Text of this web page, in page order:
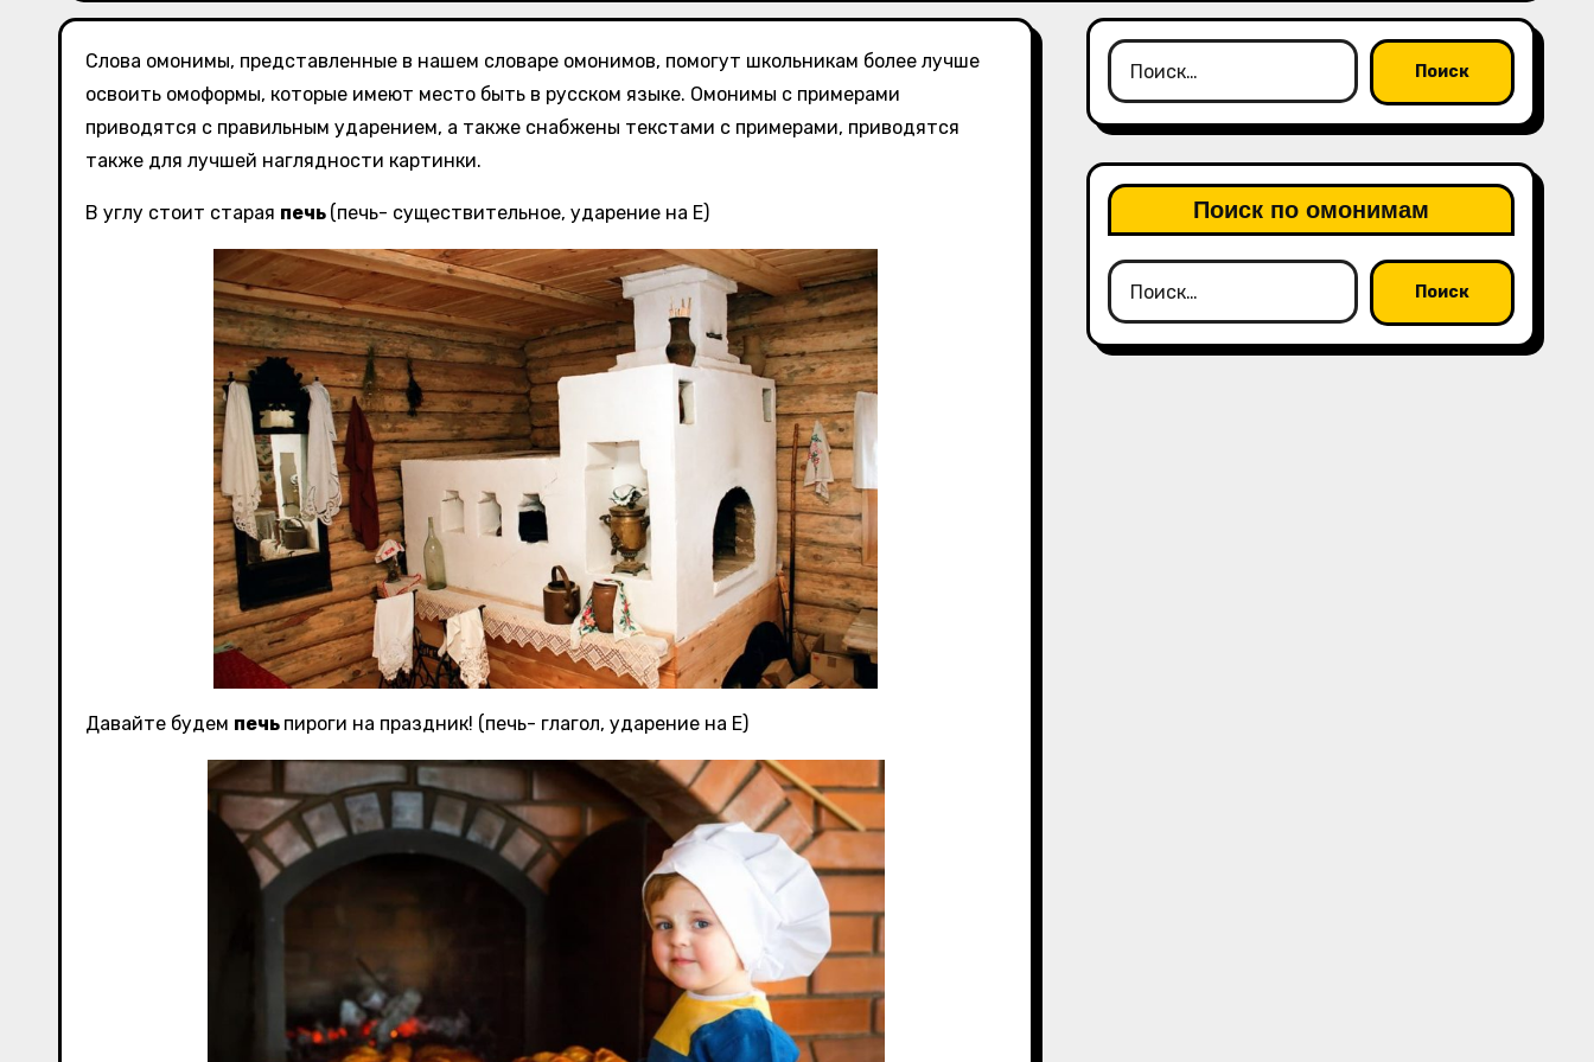
Слова омонимы, представленные в нашем словаре омонимов, помогут школьникам более лучше
освоить омоформы, которые имеют место быть в русском языке. Омонимы с примерами
приводятся с правильным ударением, а также снабжены текстами с примерами, приводятся
также для лучшей наглядности картинки.
В углу стоит старая печь (печь- существительное, ударение на Е)
Давайте будем печь пироги на праздник! (печь- глагол, ударение на Е)
Найти:
Поиск по омонимам
Найти: